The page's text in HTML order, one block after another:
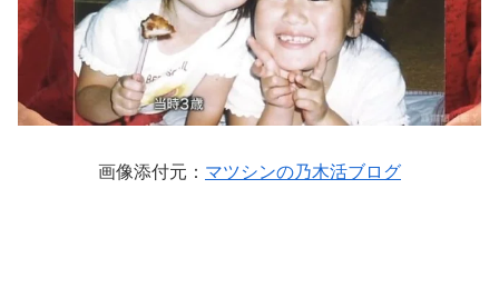
画像添付元： マツシンの乃木活ブログ